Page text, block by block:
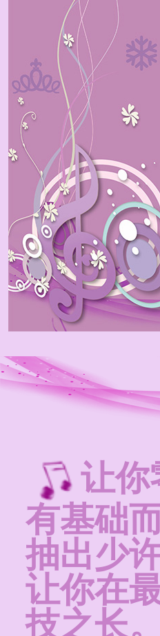
让你
有基础
抽出少
让你在
技之长